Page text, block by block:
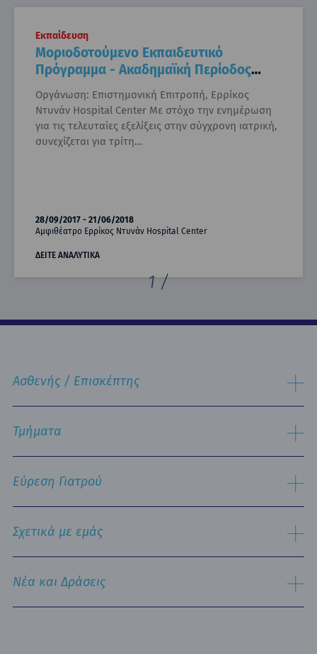
Εκπαίδευση
Μοριοδοτούμενο Εκπαιδευτικό
Πρόγραμμα - Ακαδημαϊκή Περίοδος
2017 - 2018
Οργάνωση: Επιστημονική Επιτροπή, Ερρίκος
Ντυνάν Hospital Center Με στόχο την ενημέρωση
για τις τελευταίες εξελίξεις στην σύγχρονη ιατρική,
συνεχίζεται για τρίτη…
28/09/2017 - 21/06/2018
Αμφιθέατρο Ερρίκος Ντυνάν Hospital Center
ΔΕΙΤΕ ΑΝΑΛΥΤΙΚΑ
1 /
Ασθενής / Επισκέπτης
Διαδικασία Εισαγωγής
Διαδικασία Eξιτηρίου
Δωμάτια & Διατροφή
Υπηρεσίες
Τμήμα Εξυπηρέτησης Ασθενών
Τμήματα
Εργαστηριακός Τομέας
Χειρουργικός Τομέας
Παθολογικός Τομέας
Ειδικές Μονάδες
Νοσηλευτική Υπηρεσία
Εξωτερικά Ιατρεία
Οne Day Clinic (Ημερήσια Νοσηλεία)
Εύρεση Γιατρού
Αναζήτηση
Σχετικά με εμάς
Ιστορικό
Όραμα & Αποστολή
Πολιτική Ποιότητας
Οικονομικά Μεγέθη
Νέα και Δράσεις
Δελτία Τύπου - Ανακοινώσεις